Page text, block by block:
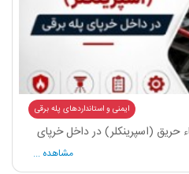
ایمنی و استانداردهای پله برقی
(اسپرینکلر) در داخل خرپای
مشاهده ...